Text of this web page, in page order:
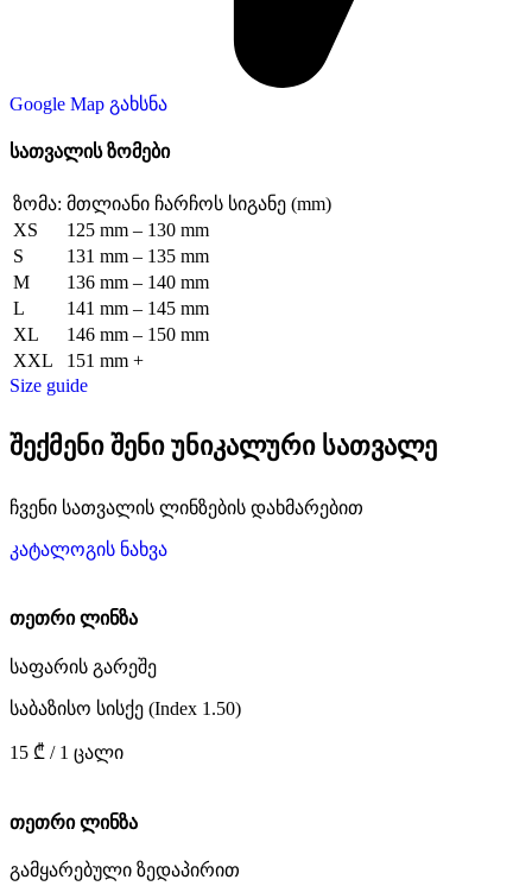
Google Map გახსნა
სათვალის ზომები
ზომა: მთლიანი ჩარჩოს სიგანე (mm)
XS
125 mm – 130 mm
S
131 mm – 135 mm
M
136 mm – 140 mm
L
141 mm – 145 mm
XL
146 mm – 150 mm
XXL
151 mm +
Size guide
შექმენი შენი უნიკალური სათვალე
ჩვენი სათვალის ლინზების დახმარებით
კატალოგის ნახვა
თეთრი ლინზა
საფარის გარეშე
საბაზისო სისქე (Index 1.50)
15 ₾ / 1 ცალი
თეთრი ლინზა
გამყარებული ზედაპირით